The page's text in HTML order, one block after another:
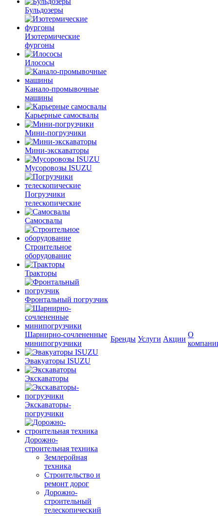
Бульдозеры
Изотермические
фургоны
Илососы
Канало-промывочные
машины
Карьерные самосвалы
Мини-погрузчики
Мини-экскаваторы
Мусоровозы ISUZU
Погрузчики
телескопические
Самосвалы
Строительное
оборудование
Тракторы
Фронтальный погрузчик
Шарнирно-сочлененные
минипогрузчики
Эвакуаторы ISUZU
Экскаваторы
Экскаваторы-
погрузчики
Дорожно-
строительная техника
Землеройная
техника
Строительство и
ремонт дорог
Дорожно-
строительный
телескопический
Бренды Услуги Акции
О